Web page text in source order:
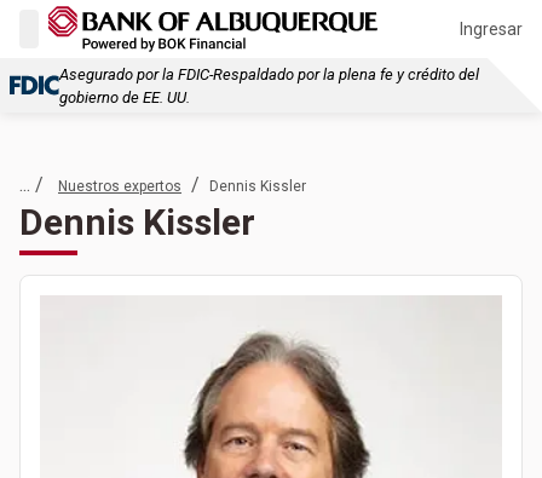
Ingresar
Asegurado por la FDIC-Respaldado por la plena fe y crédito del
gobierno de EE. UU.
... / Nuestros expertos / Dennis Kissler
Dennis Kissler